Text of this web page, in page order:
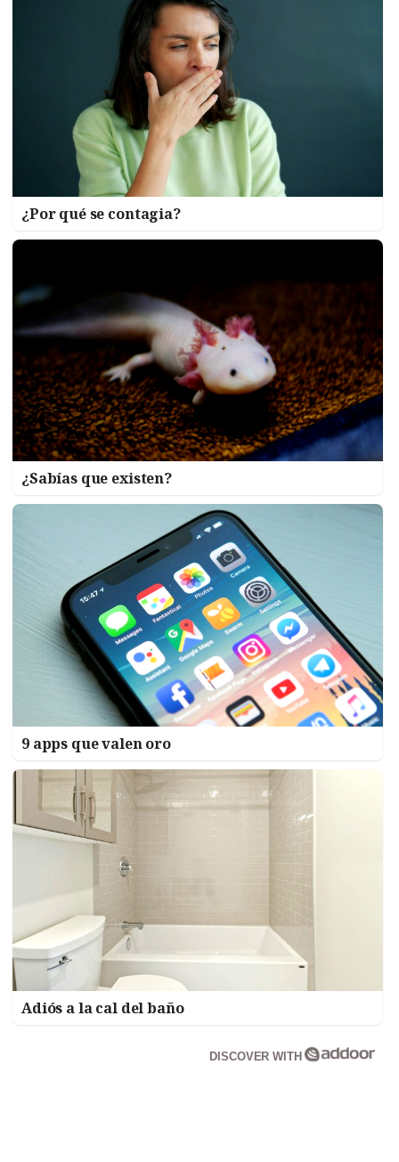
¿Por qué se contagia?
¿Sabías que existen?
9 apps que valen oro
Adiós a la cal del baño
DISCOVER WITH